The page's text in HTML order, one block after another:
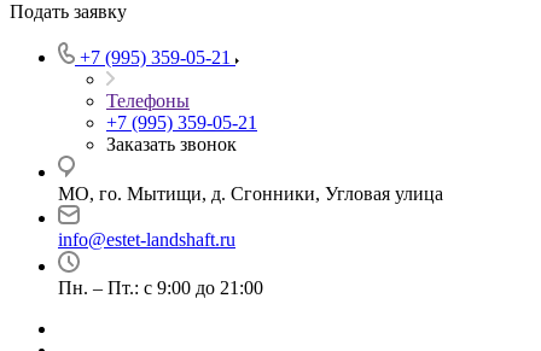
Подать заявку
+7 (995) 359-05-21
Телефоны
+7 (995) 359-05-21
Заказать звонок
МО, го. Мытищи, д. Сгонники, Угловая улица
info@estet-landshaft.ru
Пн. – Пт.: с 9:00 до 21:00